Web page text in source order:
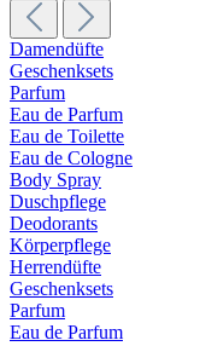
Damendüfte
Geschenksets
Parfum
Eau de Parfum
Eau de Toilette
Eau de Cologne
Body Spray
Duschpflege
Deodorants
Körperpflege
Herrendüfte
Geschenksets
Parfum
Eau de Parfum